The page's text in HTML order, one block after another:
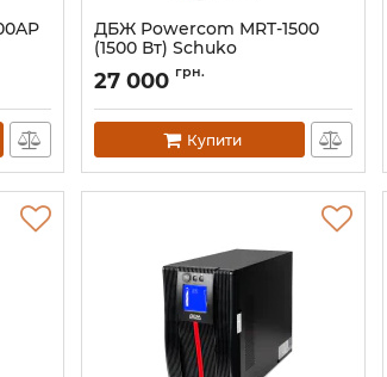
ДБЖ Powercom MRT-1500
(1500 Вт) Schuko
Артикул: 00230059
27 000 грн.
Купити